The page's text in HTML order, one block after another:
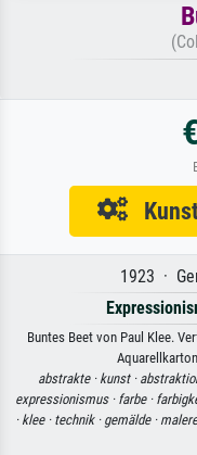
1923 ·
Buntes Beet von Paul Klee.
abstrakte · kunst ·
expressionismus · farbe ·
· klee · technik · gemälde ·